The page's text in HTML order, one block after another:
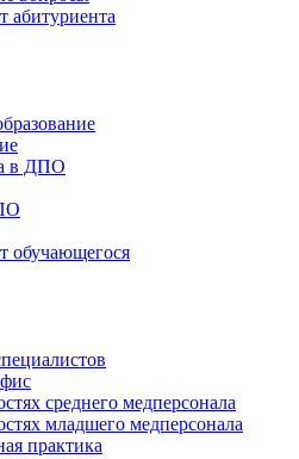
абитуриента
в ДПО
обучающегося
среднего медперсонала
младшего медперсонала
практика